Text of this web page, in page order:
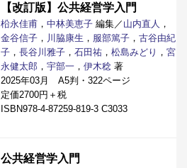
【改訂版】公共経営学入門
柗永佳甫 ， 中林美恵子 編集／ 山内直人 ，
金谷信子 ， 川脇康生 ， 服部篤子 ， 古谷由紀
子 ， 長谷川雅子 ， 石田祐 ， 松島みどり ， 宮
永健太郎 ， 宇部一 ， 伊木稔 著
2025年03月 A5判・322ページ
定価2700円＋税
ISBN978-4-87259-819-3 C3033
公共経営学入門